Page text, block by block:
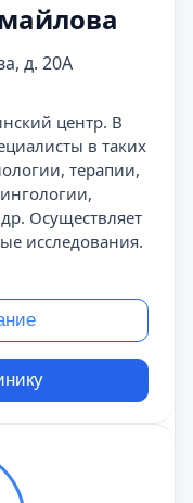
д. 20А
центр. В
в таких
терапии,
Осуществляет
исследования.